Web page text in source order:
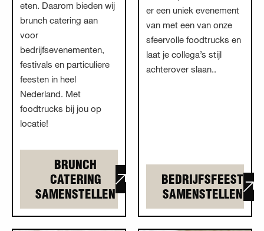
eten. Daarom bieden wij
brunch catering aan
voor
bedrijfsevenementen,
festivals en particuliere
feesten in heel
Nederland. Met
foodtrucks bij jou op
locatie!
BRUNCH
CATERING
SAMENSTELLEN
er een uniek evenement
van met een van onze
sfeervolle foodtrucks en
laat je collega’s stijl
achterover slaan..
BEDRIJFSFEEST
SAMENSTELLEN